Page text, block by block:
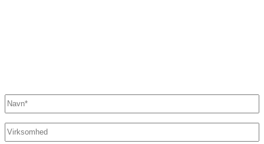
Navn *
Virksomhed